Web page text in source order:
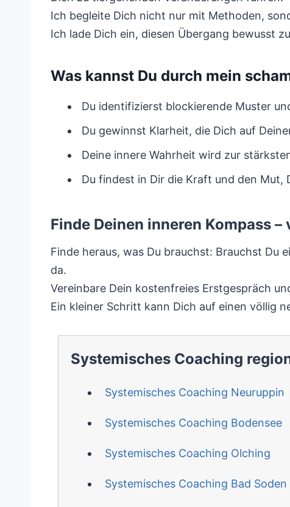
Ich begleite Dich nicht nur mit Methoden,
Ich lade Dich ein, diesen Übergang bewusst
Was kannst Du durch mein
Du identifizierst blockierende Muster
Du gewinnst Klarheit, die Dich auf
Deine innere Wahrheit wird zur
Du findest in Dir die Kraft und den Mut,
Finde Deinen inneren Kompass
Finde heraus, was Du brauchst: Brauchst
da.
Vereinbare Dein kostenfreies Erstgespräch
Ein kleiner Schritt kann Dich auf einen völlig
Systemisches Coaching
Systemisches Coaching Neuruppin
Systemisches Coaching Bodensee
Systemisches Coaching Olching
Systemisches Coaching Bad Soden